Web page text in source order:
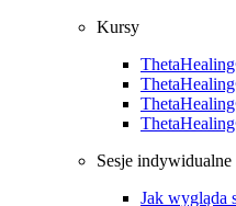
Kursy
Sesje indywidualne
Jak wygląda